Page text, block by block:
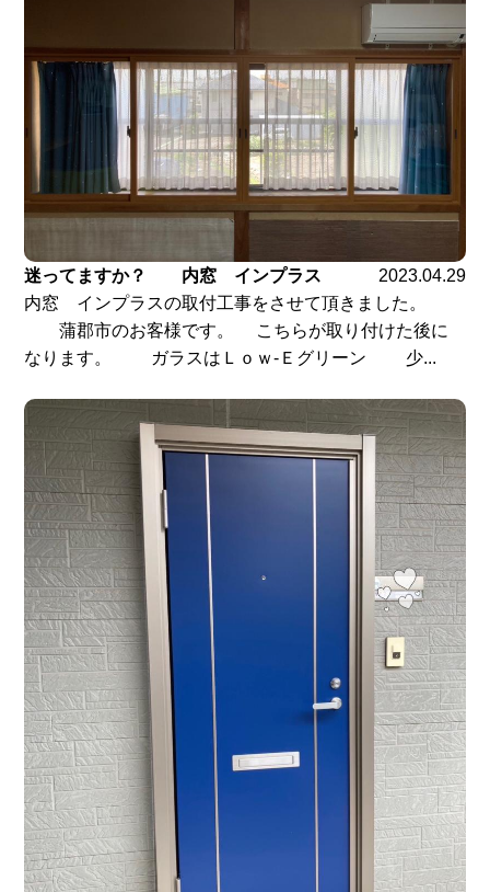
迷ってますか？ 内窓 インプラス
2023.04.29
内窓 インプラスの取付工事をさせて頂きました。
蒲郡市のお客様です。 こちらが取り付けた後に
なります。 ガラスはＬｏｗ-Ｅグリーン 少...